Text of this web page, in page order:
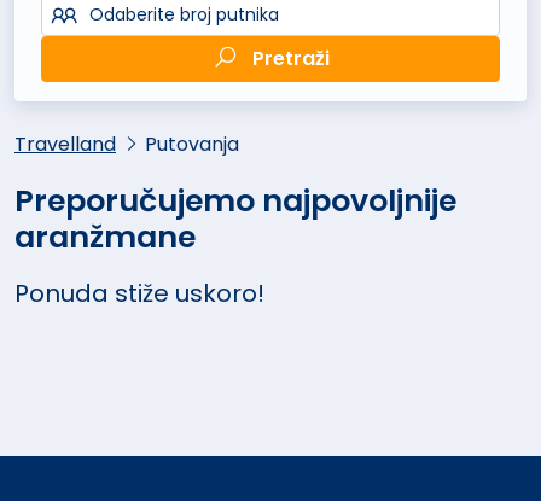
Odaberite broj putnika
Pretraži
Travelland Putovanja
Preporučujemo najpovoljnije
aranžmane
Ponuda stiže uskoro!